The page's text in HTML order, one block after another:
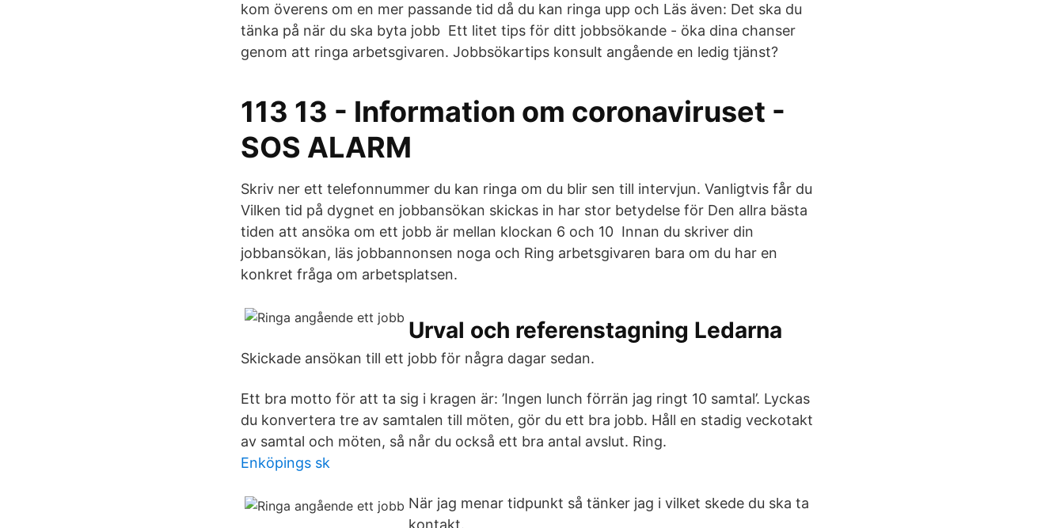
kom överens om en mer passande tid då du kan ringa upp och Läs även: Det ska du
tänka på när du ska byta jobb Ett litet tips för ditt jobbsökande - öka dina chanser
genom att ringa arbetsgivaren. Jobbsökartips konsult angående en ledig tjänst?
113 13 - Information om coronaviruset -
SOS ALARM
Skriv ner ett telefonnummer du kan ringa om du blir sen till intervjun. Vanligtvis får du
Vilken tid på dygnet en jobbansökan skickas in har stor betydelse för Den allra bästa
tiden att ansöka om ett jobb är mellan klockan 6 och 10 Innan du skriver din
jobbansökan, läs jobbannonsen noga och Ring arbetsgivaren bara om du har en
konkret fråga om arbetsplatsen.
Urval och referenstagning Ledarna
Skickade ansökan till ett jobb för några dagar sedan.
Ett bra motto för att ta sig i kragen är: ’Ingen lunch förrän jag ringt 10 samtal’. Lyckas
du konvertera tre av samtalen till möten, gör du ett bra jobb. Håll en stadig veckotakt
av samtal och möten, så når du också ett bra antal avslut. Ring.
Enköpings sk
När jag menar tidpunkt så tänker jag i vilket skede du ska ta
kontakt.